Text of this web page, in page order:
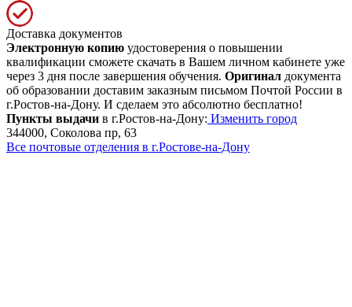
Доставка документов
Электронную копию удостоверения о повышении
квалификации сможете скачать в Вашем личном кабинете уже
через 3 дня после завершения обучения. Оригинал документа
об образовании доставим заказным письмом Почтой России в
г.Ростов-на-Дону. И сделаем это абсолютно бесплатно!
Пункты выдачи в г.Ростов-на-Дону: Изменить город
344000, Соколова пр, 63
Все почтовые отделения в г.Ростове-на-Дону